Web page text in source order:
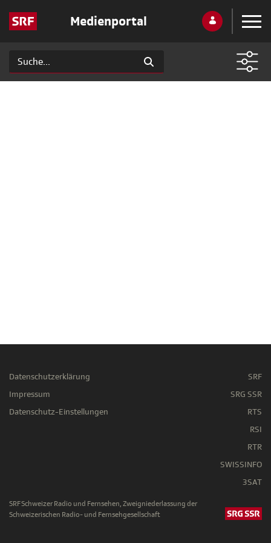
Medienportal
Datenschutzerklärung
Impressum
Datenschutz-Einstellungen
SRF
SRG SSR
RTS
RSI
RTR
SWISSINFO
3SAT
SRF Schweizer Radio und Fernsehen, Zweigniederlassung der
Schweizerischen Radio- und Fernsehgesellschaft